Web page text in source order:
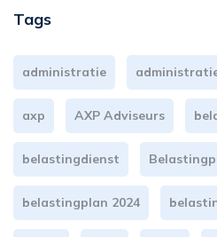
Tags
administratie
axp AXP Adviseurs
belastingdienst
belastingplan 2024